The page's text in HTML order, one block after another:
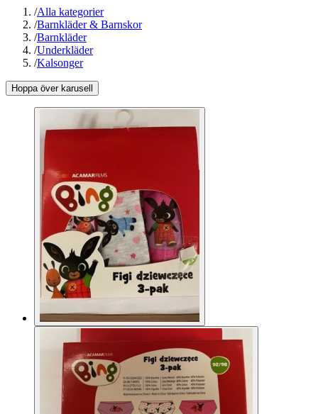
/Alla kategorier
/Barnkläder & Barnskor
/Barnkläder
/Underkläder
/Kalsonger
Hoppa över karusell